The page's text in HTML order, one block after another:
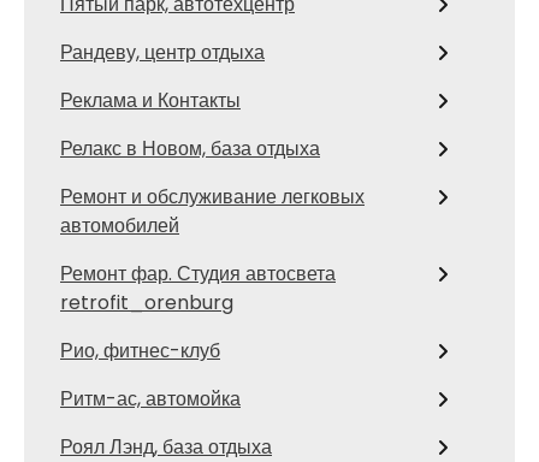
Рандеву, центр отдыха
Реклама и Контакты
Релакс в Новом, база отдыха
Ремонт и обслуживание легковых
автомобилей
Ремонт фар. Студия автосвета
retrofit_orenburg
Рио, фитнес-клуб
Ритм-ас, автомойка
Роял Лэнд, база отдыха